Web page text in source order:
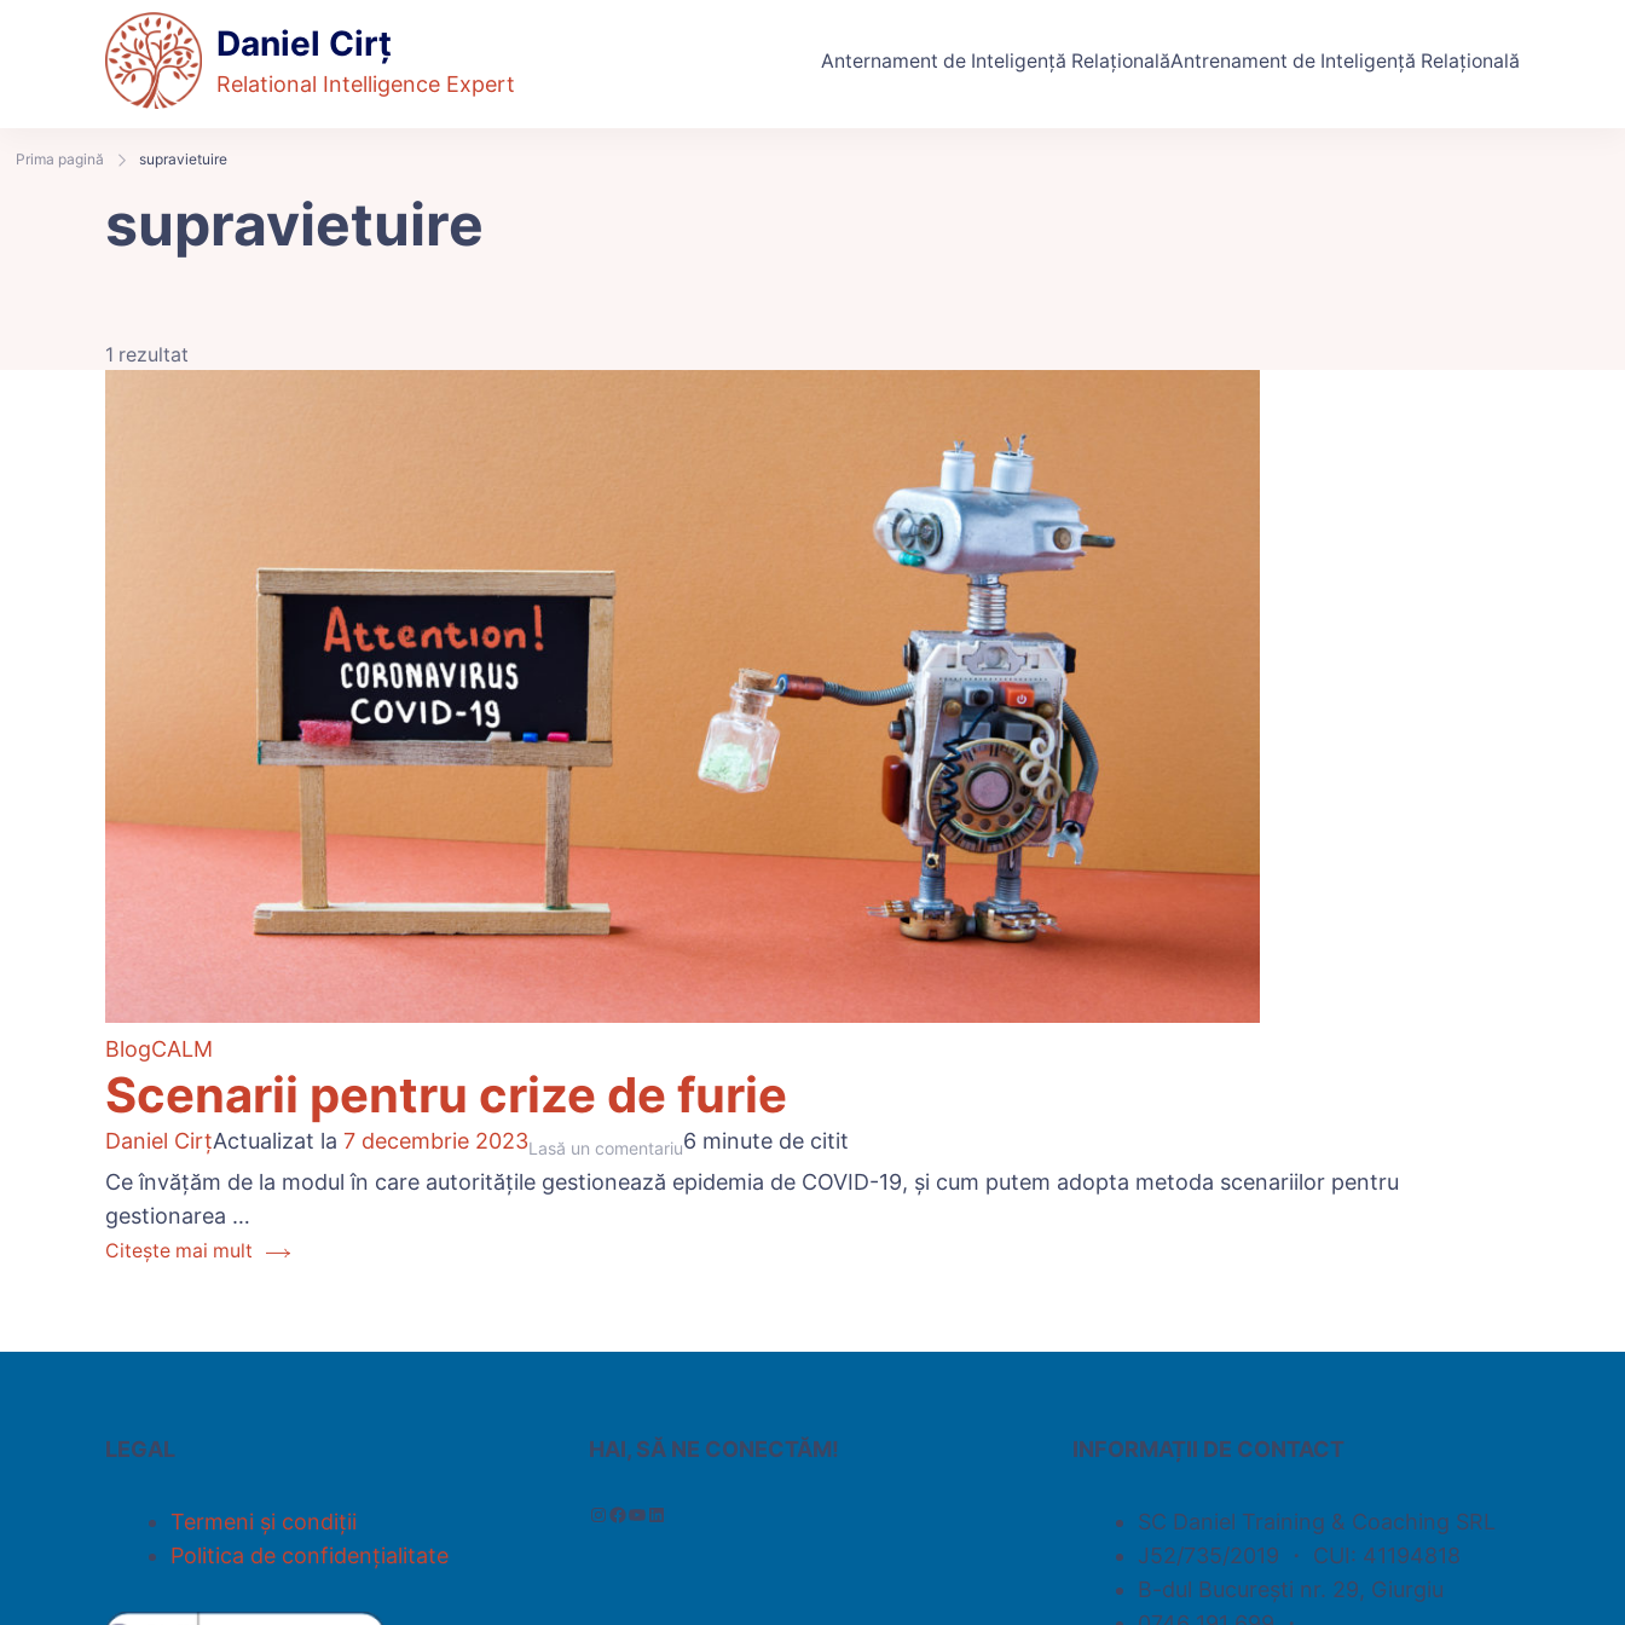
Daniel Cirț
Relational Intelligence Expert
Anternament de Inteligență RelaționalăAntrenament de Inteligență Relațională
Prima pagină supravietuire
supravietuire
1 rezultat
BlogCALM
Scenarii pentru crize de furie
Daniel CirțActualizat la 7 decembrie 2023Lasă un comentariu6 minute de citit
Ce învățăm de la modul în care autoritățile gestionează epidemia de COVID-19, și cum putem adopta metoda scenariilor pentru
gestionarea …
Citește mai mult
LEGAL
Termeni și condiții
Politica de confidențialitate
HAI, SĂ NE CONECTĂM! INFORMAȚII DE CONTACT
SC Daniel Training & Coaching SRL
J52/735/2019 ・ CUI: 41194818
B-dul București nr. 29, Giurgiu